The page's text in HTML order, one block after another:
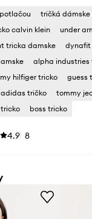
tričká dámske
calvin klein
under
tricka damske
dynafit
alpha industries
hilfiger tricko
guess
adidas tričko
tommy
boss tricko
4.9 8